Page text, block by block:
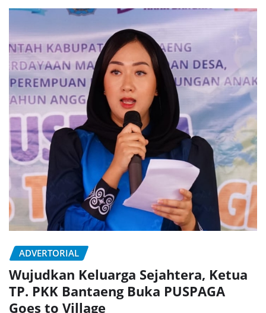
ADVERTORIAL
Wujudkan Keluarga Sejahtera, Ketua
TP. PKK Bantaeng Buka PUSPAGA
Goes to Village